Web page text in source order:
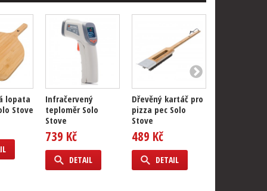
lopata
Stove
Infračervený
teploměr Solo
Stove
739 Kč
DETAIL
Dřevěný kartáč pro
pizza pec Solo
Stove
489 Kč
DETAIL